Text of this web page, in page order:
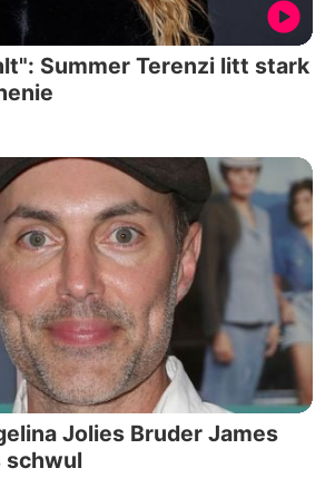
Summer Terenzi litt stark
Jolies Bruder James
schwul